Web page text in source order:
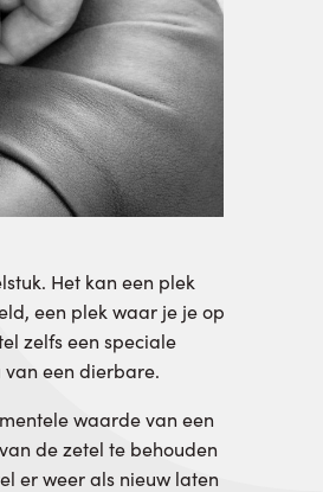
Het kan een plek
een plek waar je je op
zelfs een speciale
van een dierbare.
waarde van een
de zetel te behouden
er weer als nieuw laten